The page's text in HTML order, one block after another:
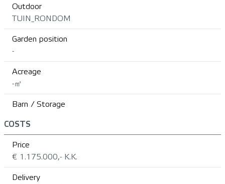
Outdoor
TUIN_RONDOM
Garden position
-
Acreage
-㎡
Barn / Storage
COSTS
Price
€ 1.175.000,- K.K.
Delivery